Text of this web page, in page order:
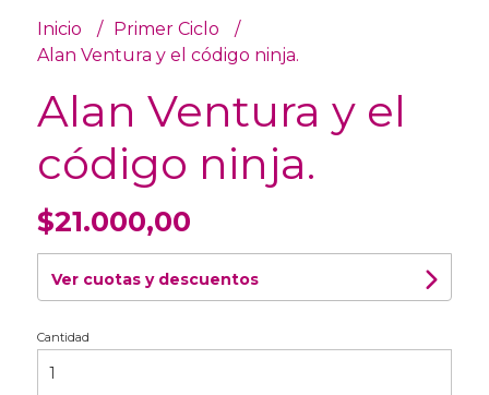
Inicio
Primer Ciclo
Alan Ventura y el código ninja.
Alan Ventura y el
código ninja.
$21.000,00
Ver cuotas y descuentos
Cantidad